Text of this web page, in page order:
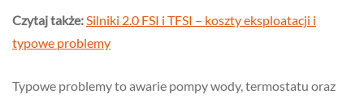
Czytaj także: Silniki 2.0 FSI i TFSI – koszty eksploatacji i
typowe problemy
Typowe problemy to awarie pompy wody, termostatu oraz